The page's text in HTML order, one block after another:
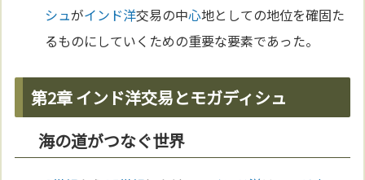
シュがインド洋交易の中心地としての地位を確固た
るものにしていくための重要な要素であった。
第2章 インド洋交易とモガディシュ
海の道がつなぐ世界